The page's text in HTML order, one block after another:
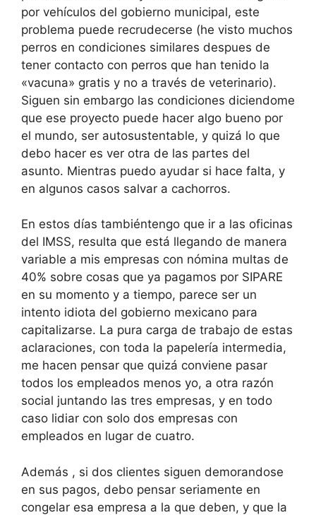
por vehículos del gobierno municipal, este
problema puede recrudecerse (he visto muchos
perros en condiciones similares despues de
tener contacto con perros que han tenido la
«vacuna» gratis y no a través de veterinario).
Siguen sin embargo las condiciones diciendome
que ese proyecto puede hacer algo bueno por
el mundo, ser autosustentable, y quizá lo que
debo hacer es ver otra de las partes del
asunto. Mientras puedo ayudar si hace falta, y
en algunos casos salvar a cachorros.
En estos días tambiéntengo que ir a las oficinas
del IMSS, resulta que está llegando de manera
variable a mis empresas con nómina multas de
40% sobre cosas que ya pagamos por SIPARE
en su momento y a tiempo, parece ser un
intento idiota del gobierno mexicano para
capitalizarse. La pura carga de trabajo de estas
aclaraciones, con toda la papelería intermedia,
me hacen pensar que quizá conviene pasar
todos los empleados menos yo, a otra razón
social juntando las tres empresas, y en todo
caso lidiar con solo dos empresas con
empleados en lugar de cuatro.
Además , si dos clientes siguen demorandose
en sus pagos, debo pensar seriamente en
congelar esa empresa a la que deben, y que la